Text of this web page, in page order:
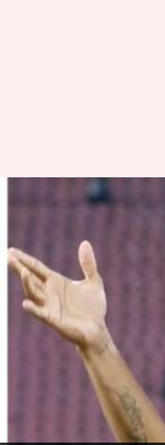
केएल
से भी हुए
लेखन आदर्श कुमार
क्या है खबर?
इंडियन प्रीमियर
हुएकेएल राहुल